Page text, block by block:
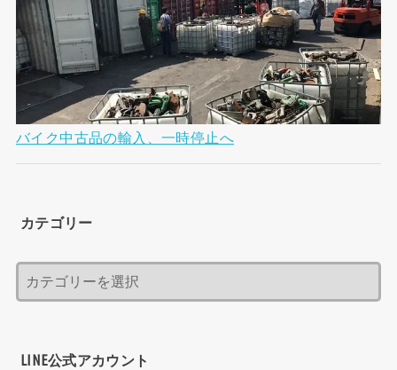
バイク中古品の輸入、一時停止へ
カテゴリー
LINE公式アカウント